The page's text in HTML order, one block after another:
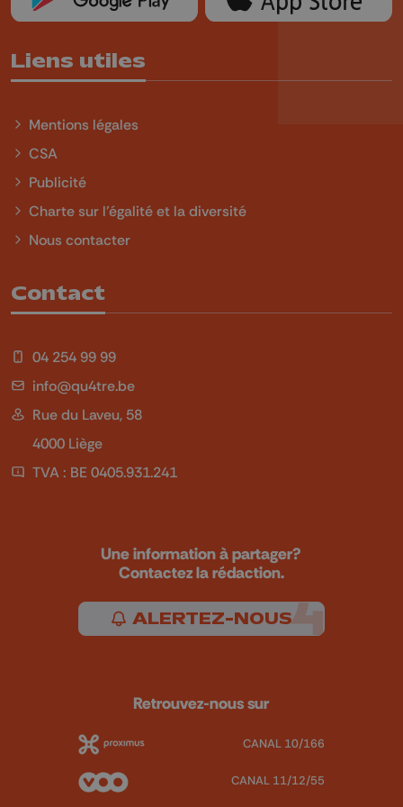
Liens utiles
Mentions légales
CSA
Publicité
Charte sur l'égalité et la diversité
Nous contacter
Contact
04 254 99 99
info@qu4tre.be
Rue du Laveu, 58
4000 Liège
TVA : BE 0405.931.241
Une information à partager?
Contactez la rédaction.
ALERTEZ-NOUS
Retrouvez-nous sur
CANAL 10/166
CANAL 11/12/55